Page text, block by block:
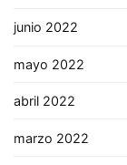
junio 2022
mayo 2022
abril 2022
marzo 2022